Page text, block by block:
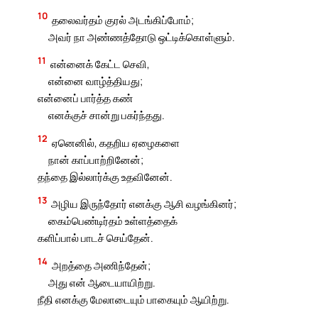
10 தலைவர்தம் குரல் அடங்கிப்போம்;
அவர் நா அண்ணத்தோடு ஒட்டிக்கொள்ளும்.
11 என்னைக் கேட்ட செவி,
என்னை வாழ்த்தியது;
என்னைப் பார்த்த கண்
எனக்குச் சான்று பகர்ந்தது.
12 ஏனெனில், கதறிய ஏழைகளை
நான் காப்பாற்றினேன்;
தந்தை இல்லார்க்கு உதவினேன்.
13 அழிய இருந்தோர் எனக்கு ஆசி வழங்கினர்;
கைம்பெண்டிர்தம் உள்ளத்தைக்
களிப்பால் பாடச் செய்தேன்.
14 அறத்தை அணிந்தேன்;
அது என் ஆடையாயிற்று.
நீதி எனக்கு மேலாடையும் பாகையும் ஆயிற்று.